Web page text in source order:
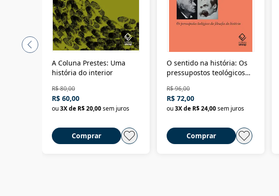
A Coluna Prestes: Uma
história do interior
R$ 80,00
R$ 60,00
ou3X de R$ 20,00sem juros
Comprar
O sentido na história: Os
pressupostos teológicos
R$ 96,00
R$ 72,00
ou3X de R$ 24,00sem juros
Comprar